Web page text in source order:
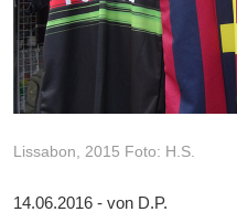
Lissabon, 2015 Foto: H.S.
14.06.2016 - von D.P.